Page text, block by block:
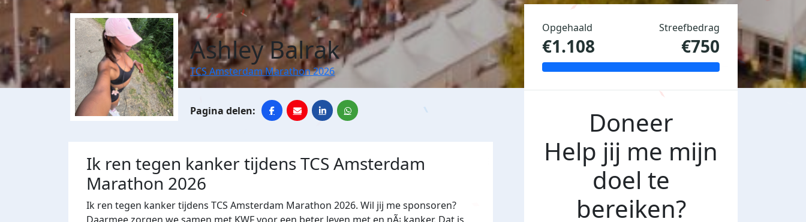
Ashley Balrak
TCS Amsterdam Marathon 2026
Ik ren tegen kanker tijdens TCS Amsterdam
Marathon 2026
Ik ren tegen kanker tijdens TCS Amsterdam Marathon 2026. Wil jij me sponsoren?
Opgehaald
€1.108
Streefbedrag
€750
Doneer
Help jij me mijn
doel te
bereiken?